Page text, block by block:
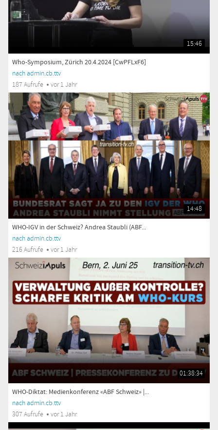
15:46
Who-Symposium, Zürich 20.4.2024 [CwPFLxF6]
nach admin.cb.ttv
187 Aufrufe
vor 1 Jahr
14:48
WHO-IGV in der Schweiz? Andrea Staubli (ABF...
nach admin.cb.ttv
216 Aufrufe
vor 1 Jahr
01:38:34
WHO-Diktat: Medienkonferenz «ABF Schweiz» |...
nach admin.cb.ttv
307 Aufrufe
vor 1 Jahr